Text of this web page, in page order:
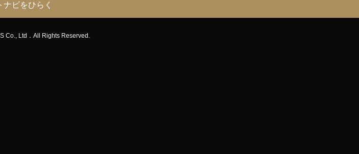
ナビをひらく
Co., Ltd．All Rights Reserved.